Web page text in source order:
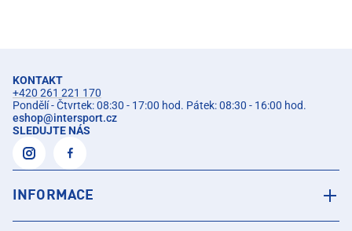
KONTAKT
+420 261 221 170
Pondělí - Čtvrtek: 08:30 - 17:00 hod. Pátek: 08:30 - 16:00 hod.
eshop@intersport.cz
SLEDUJTE NÁS
INFORMACE